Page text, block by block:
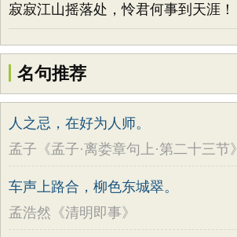
寂寂江山摇落处，怜君何事到天涯！
名句推荐
人之忌，在好为人师。
孟子《孟子·离娄章句上·第二十三节》
车声上路合，柳色东城翠。
孟浩然《清明即事》